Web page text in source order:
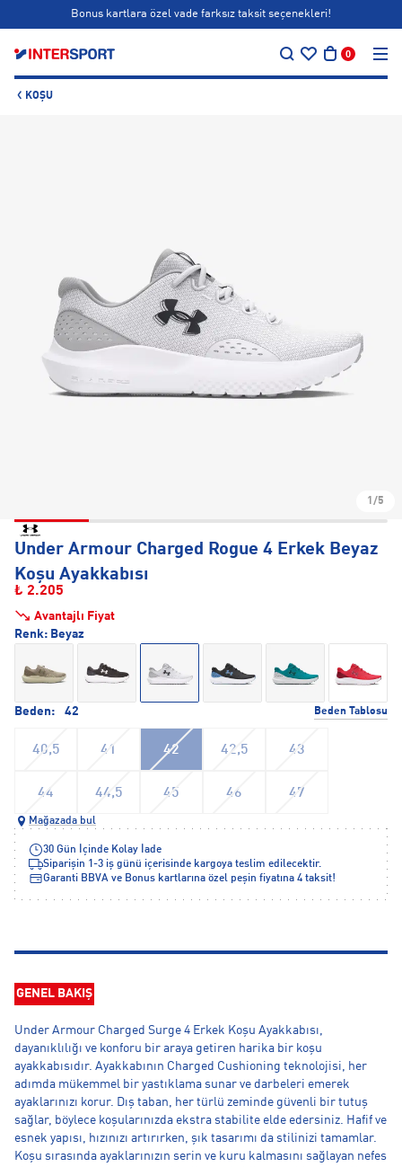
Bonus kartlara özel vade farksız taksit seçenekleri!
0
KOŞU
1/5
Under Armour Charged Rogue 4 Erkek Beyaz
Koşu Ayakkabısı
₺ 2.205
Avantajlı Fiyat
Beden: 42 Beden Tablosu
40,5 41 42 42,5 43
44 44,5 45 46 47
Renk: Beyaz
Mağazada bul
30 Gün İçinde Kolay İade
Siparişin 1-3 iş günü içerisinde kargoya teslim edilecektir.
Garanti BBVA ve Bonus kartlarına özel peşin fiyatına 4 taksit!
GENEL BAKIŞ
Under Armour Charged Surge 4 Erkek Koşu Ayakkabısı,
dayanıklılığı ve konforu bir araya getiren harika bir koşu
ayakkabısıdır. Ayakkabının Charged Cushioning teknolojisi, her
adımda mükemmel bir yastıklama sunar ve darbeleri emerek
ayaklarınızı korur. Dış taban, her türlü zeminde güvenli bir tutuş
sağlar, böylece koşularınızda ekstra stabilite elde edersiniz. Hafif ve
esnek yapısı, hızınızı artırırken, şık tasarımı da stilinizi tamamlar.
Koşu sırasında ayaklarınızın serin ve kuru kalmasını sağlayan nefes